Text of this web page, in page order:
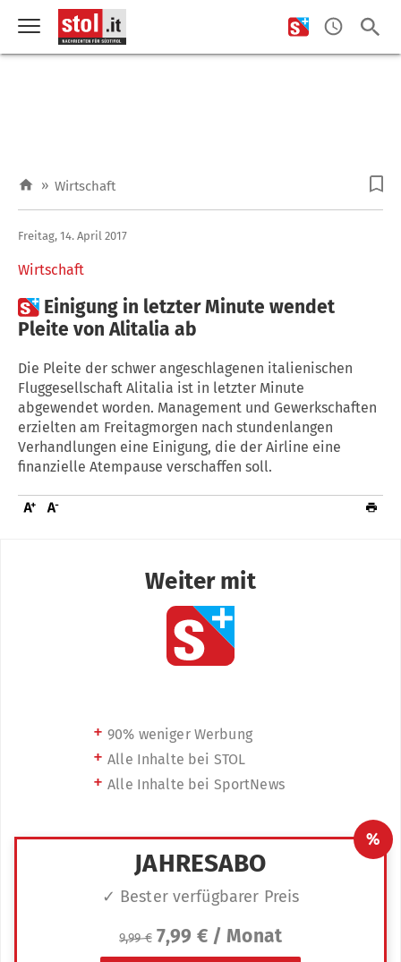
» Wirtschaft
Wirtschaft
Freitag, 14. April 2017
 Einigung in letzter Minute wendet
Pleite von Alitalia ab
Die Pleite der schwer angeschlagenen italienischen
Fluggesellschaft Alitalia ist in letzter Minute
abgewendet worden. Management und Gewerkschaften
erzielten am Freitagmorgen nach stundenlangen
Verhandlungen eine Einigung, die der Airline eine
finanzielle Atempause verschaffen soll.